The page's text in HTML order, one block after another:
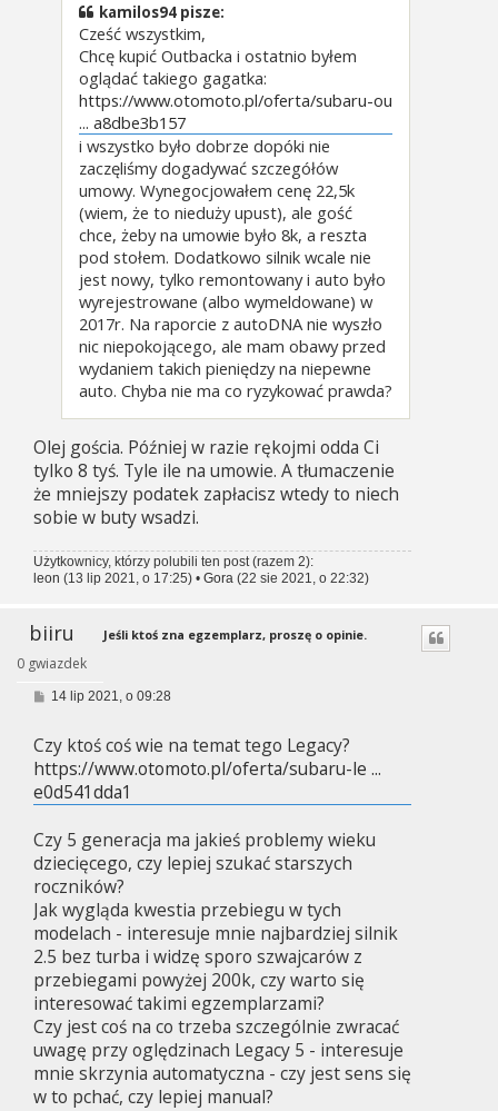
kamilos94 pisze:
Cześć wszystkim,
Chcę kupić Outbacka i ostatnio byłem
oglądać takiego gagatka:
https://www.otomoto.pl/oferta/subaru-ou
... a8dbe3b157
i wszystko było dobrze dopóki nie
zaczęliśmy dogadywać szczegółów
umowy. Wynegocjowałem cenę 22,5k
(wiem, że to nieduży upust), ale gość
chce, żeby na umowie było 8k, a reszta
pod stołem. Dodatkowo silnik wcale nie
jest nowy, tylko remontowany i auto było
wyrejestrowane (albo wymeldowane) w
2017r. Na raporcie z autoDNA nie wyszło
nic niepokojącego, ale mam obawy przed
wydaniem takich pieniędzy na niepewne
auto. Chyba nie ma co ryzykować prawda?
Olej gościa. Później w razie rękojmi odda Ci
tylko 8 tyś. Tyle ile na umowie. A tłumaczenie
że mniejszy podatek zapłacisz wtedy to niech
sobie w buty wsadzi.
Użytkownicy, którzy polubili ten post (razem 2):
leon (13 lip 2021, o 17:25) • Gora (22 sie 2021, o 22:32)
biiru
0 gwiazdek
Jeśli ktoś zna egzemplarz, proszę o opinie.
P
t
14 lip 2021, o 09:28
Czy ktoś coś wie na temat tego Legacy?
https://www.otomoto.pl/oferta/subaru-le ...
e0d541dda1
Czy 5 generacja ma jakieś problemy wieku
dziecięcego, czy lepiej szukać starszych
roczników?
Jak wygląda kwestia przebiegu w tych
modelach - interesuje mnie najbardziej silnik
2.5 bez turba i widzę sporo szwajcarów z
przebiegami powyżej 200k, czy warto się
interesować takimi egzemplarzami?
Czy jest coś na co trzeba szczególnie zwracać
uwagę przy oględzinach Legacy 5 - interesuje
mnie skrzynia automatyczna - czy jest sens się
w to pchać, czy lepiej manual?